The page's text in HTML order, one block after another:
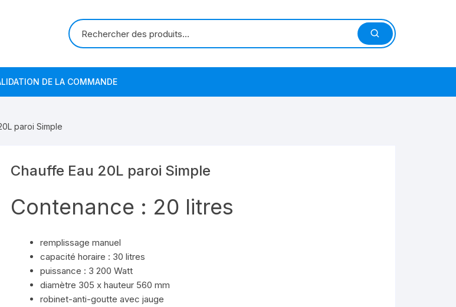
DE LA COMMANDE
paroi Simple
Chauffe Eau 20L paroi Simple
Contenance : 20 litres
remplissage manuel
capacité horaire : 30 litres
puissance : 3 200 Watt
diamètre 305 x hauteur 560 mm
robinet-anti-goutte avec jauge